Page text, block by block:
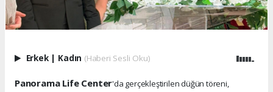
Erkek | Kadın (Haberi Sesli Oku)
Panorama Life Center'da gerçekleştirilen düğün töreni,